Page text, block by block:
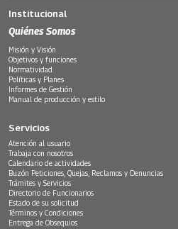
Institucional
Quiénes Somos
Misión y Visión
Objetivos y funciones
Normatividad
Políticas y Planes
Informes de Gestión
Manual de producción y estilo
Servicios
Atención al usuario
Trabaja con nosotros
Calendario de actividades
Buzón Peticiones, Quejas, Reclamos y Denuncias
Trámites y Servicios
Directorio de Funcionarios
Estado de su solicitud
Términos y Condiciones
Entrega de Obsequios